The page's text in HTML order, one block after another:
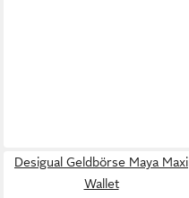
Desigual Geldbörse Maya Maxi
Wallet